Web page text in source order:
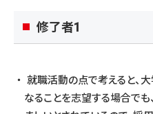
修了者1
就職活動の点で考えると、
なることを志望する場合で